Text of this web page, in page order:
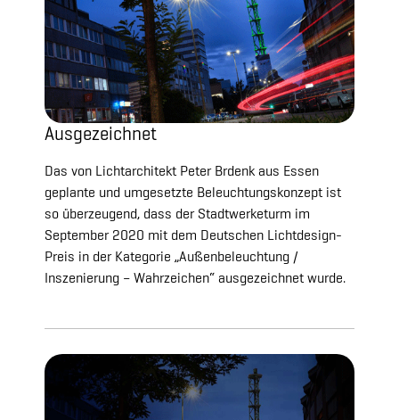
Ausgezeichnet
Das von Lichtarchitekt Peter Brdenk aus Essen
geplante und umgesetzte Beleuchtungskonzept ist
so überzeugend, dass der Stadtwerketurm im
September 2020 mit dem Deutschen Lichtdesign-
Preis in der Kategorie „Außenbeleuchtung /
Inszenierung – Wahrzeichen“ ausgezeichnet wurde.